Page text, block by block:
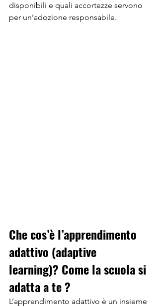
disponibili e quali accortezze servono
per un’adozione responsabile.
Che cos’è l’apprendimento
adattivo (adaptive
learning)? Come la scuola si
adatta a te ?
L’apprendimento adattivo è un insieme